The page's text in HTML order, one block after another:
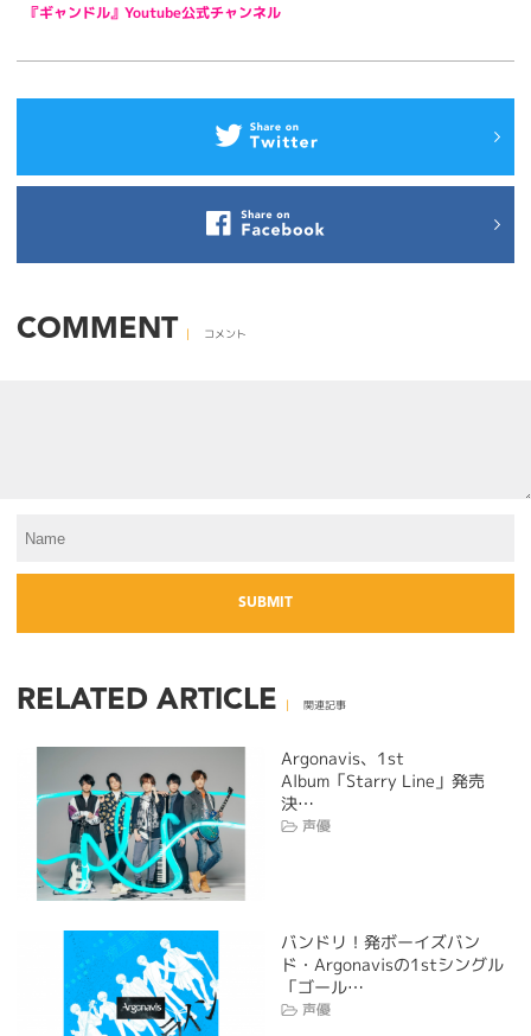
『ギャンドル』Youtube公式チャンネル
COMMENT コメント
RELATED ARTICLE 関連記事
Argonavis、1st
Album「Starry Line」発売
決…
声優
バンドリ！発ボーイズバン
ド・Argonavisの1stシングル
「ゴール…
声優